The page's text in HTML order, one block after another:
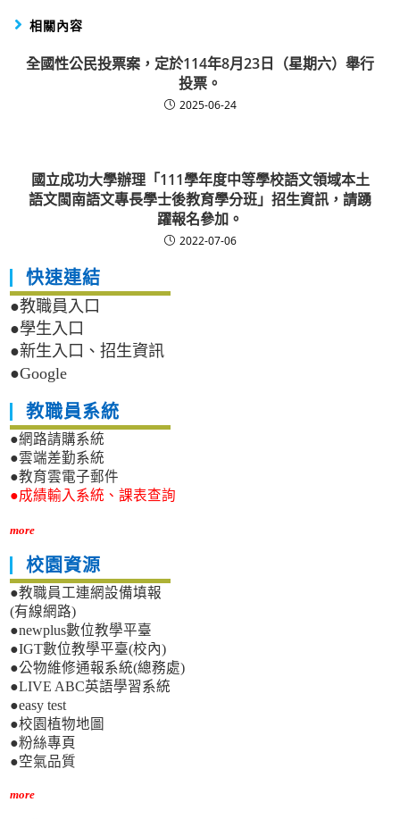
相關內容
全國性公民投票案，定於114年8月23日（星期六）舉行
投票。
2025-06-24
國立成功大學辦理「111學年度中等學校語文領域本土
語文閩南語文專長學士後教育學分班」招生資訊，請踴
躍報名參加。
2022-07-06
快速連結
●教職員入口
●學生入口
●新生入口、招生資訊
●Google
教職員系統
●網路請購系統
●雲端差勤系統
●教育雲電子郵件
●成績輸入系統、課表查詢
more
校園資源
●教職員工連網設備填報
(有線網路)
●newplus數位教學平臺
●IGT數位教學平臺(校內)
●公物維修通報系統(總務處)
●LIVE ABC英語學習系統
●easy test
●校園植物地圖
●粉絲專頁
●空氣品質
more